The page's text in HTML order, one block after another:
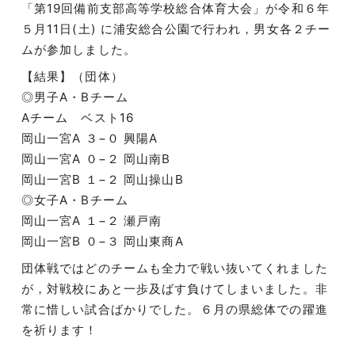
「第19回備前支部高等学校総合体育大会」が令和６年
５月11日(土) に浦安総合公園で行われ，男女各２チー
ムが参加しました。
【結果】（団体）
◎男子A・Bチーム
Aチーム ベスト16
岡山一宮A ３−０ 興陽A
岡山一宮A ０−２ 岡山南B
岡山一宮B １−２ 岡山操山B
◎女子A・Bチーム
岡山一宮A １−２ 瀬戸南
岡山一宮B ０−３ 岡山東商A
団体戦ではどのチームも全力で戦い抜いてくれました
が，対戦校にあと一歩及ばす負けてしまいました。非
常に惜しい試合ばかりでした。６月の県総体での躍進
を祈ります！